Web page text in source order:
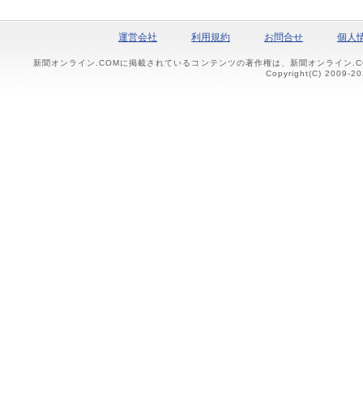
運営会社 利用規約 お問合せ 個人
新聞オンライン.COMに掲載されているコンテンツの著作権は、新聞オンライン
Copyright(C) 2009-